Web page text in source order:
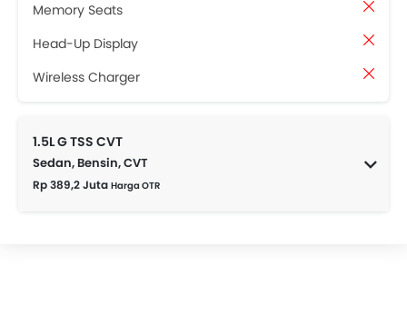
Memory Seats
Head-Up Display
Wireless Charger
1.5L G TSS CVT
Sedan, Bensin, CVT
Rp 389,2 Juta Harga OTR